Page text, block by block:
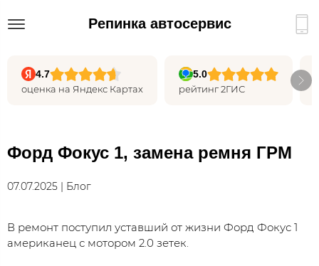
Репинка автосервис
4.7
оценка на Яндекс Картах
5.0
рейтинг 2ГИС
Форд Фокус 1, замена ремня ГРМ
07.07.2025 | Блог
В ремонт поступил уставший от жизни Форд Фокус 1
американец с мотором 2.0 зетек.